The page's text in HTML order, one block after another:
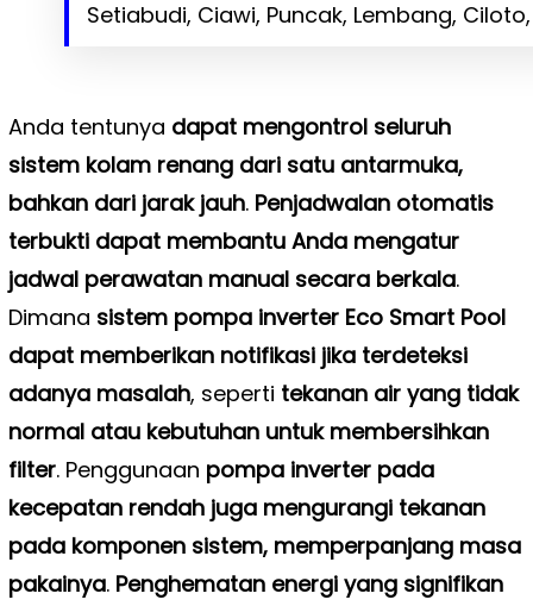
Setiabudi, Ciawi, Puncak, Lembang,
Anda tentunya dapat mengontrol seluruh
sistem kolam renang dari satu antarmuka,
bahkan dari jarak jauh. Penjadwalan otomatis
terbukti dapat membantu Anda mengatur
jadwal perawatan manual secara berkala.
Dimana sistem pompa inverter Eco Smart Pool
dapat memberikan notifikasi jika terdeteksi
adanya masalah, seperti tekanan air yang tidak
normal atau kebutuhan untuk membersihkan
filter. Penggunaan pompa inverter pada
kecepatan rendah juga mengurangi tekanan
pada komponen sistem, memperpanjang masa
pakainya. Penghematan energi yang signifikan